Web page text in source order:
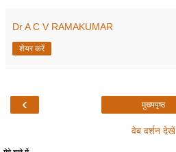
Dr A C V RAMAKUMAR
शेयर करें
‹ मुख्यपृष्ठ
वेब वर्शन देखें